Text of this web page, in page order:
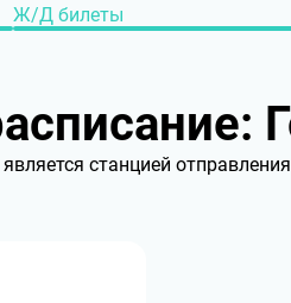
Ж/Д билеты
станцией